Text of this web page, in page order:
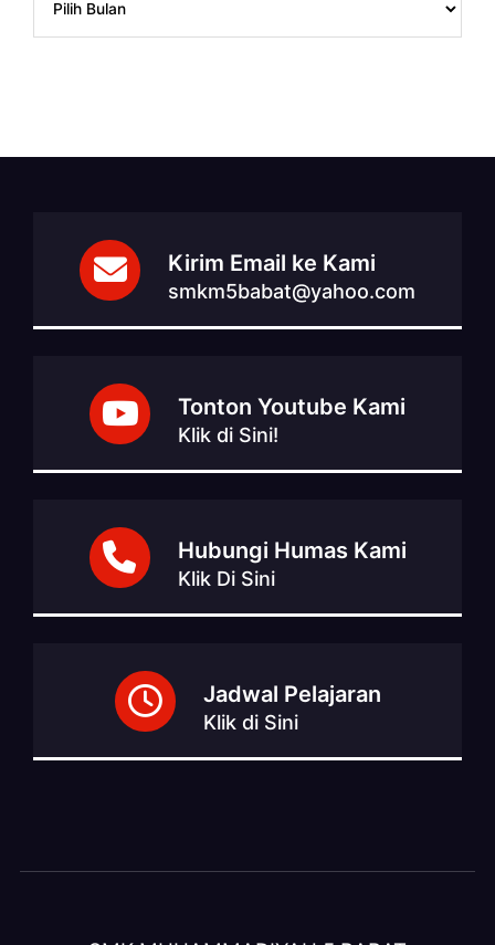
Kirim Email ke Kami
smkm5babat@yahoo.com
Tonton Youtube Kami
Klik di Sini!
Hubungi Humas Kami
Klik Di Sini
Jadwal Pelajaran
Klik di Sini